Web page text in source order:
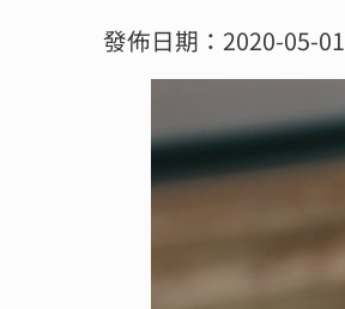
發佈日期：2020-05-01